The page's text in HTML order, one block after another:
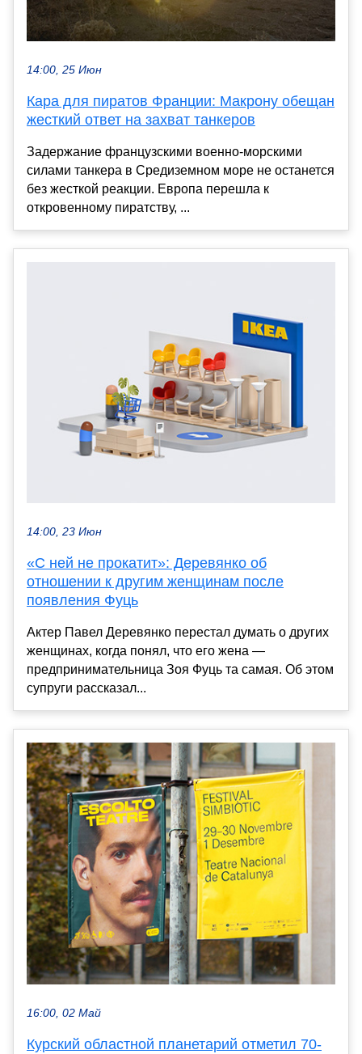
14:00, 25 Июн
Кара для пиратов Франции: Макрону обещан
жесткий ответ на захват танкеров
Задержание французскими военно-морскими
силами танкера в Средиземном море не останется
без жесткой реакции. Европа перешла к
откровенному пиратству, ...
14:00, 23 Июн
«С ней не прокатит»: Деревянко об
отношении к другим женщинам после
появления Фуць
Актер Павел Деревянко перестал думать о других
женщинах, когда понял, что его жена —
предпринимательница Зоя Фуць та самая. Об этом
супруги рассказал...
16:00, 02 Май
Курский областной планетарий отметил 70-